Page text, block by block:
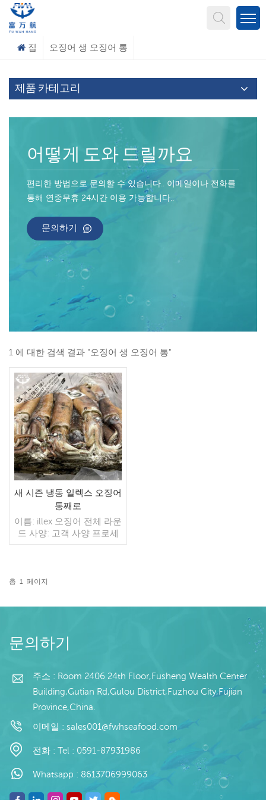
집 오징어 생 오징어 통
제품 카테고리
어떻게 도와 드릴까요
편리한 방법으로 문의할 수 있습니다.. 이메일이나 전화를
통해 연중무휴 24시간 이용 가능합니다..
문의하기
1 에 대한 검색 결과 "오징어 생 오징어 통"
새 시즌 냉동 일렉스 오징어
통째로
이름: illex 오징어 전체 라운
드 사양: 고객 사양 프로세
스: 없음 글레이징: IQF
판매 모델: 도매/수출 최소.
피트 컨테이너 지불: 보자마
20일 이내 원산지: 중국 브
랜드: 푸 왕 행
총 1 페이지
문의하기
주소 : Room 2406 24th Floor,Fusheng Wealth Center
Building,Gutian Rd,Gulou District,Fuzhou City,Fujian
Province,China.
이메일 : sales001@fwhseafood.com
전화 : Tel : 0591-87931986
Whatsapp : 8613706999063